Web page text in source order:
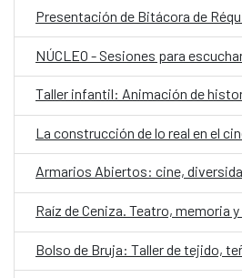
NÚCLEO - Sesiones para
Taller infantil: Animación de
La construcción de lo real en el
Raíz de Ceniza. Teatro, memoria